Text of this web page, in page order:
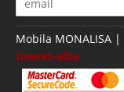
Mobila MONALISA |
tineret-alba